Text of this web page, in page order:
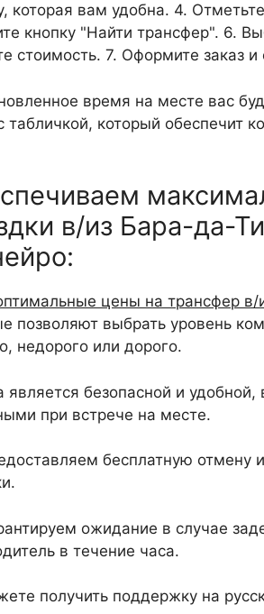
которая вам удобна. 4.
кнопку "Найти трансфер". 6.
стоимость. 7. Оформите заказ и
время на месте вас
табличкой, который обеспечит
в/из Бара-да-
цены на трансфер
позволяют выбрать уровень
недорого или дорого.
является безопасной и
при встрече на месте.
бесплатную отмену
ожидание в случае
в течение часа.
получить поддержку на